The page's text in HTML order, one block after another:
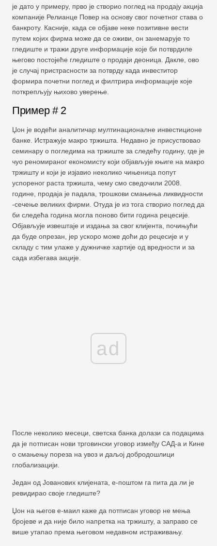
је дато у примеру, прво је створио поглед на продају акција
компаније Релианце Повер на основу свог почетног става о
банкроту. Касније, када се објаве неке позитивне вести
путем којих фирма може да се оживи, он занемарује то
гледиште и тражи друге информације које би потврдиле
његово постојеће гледиште о продаји деоница. Дакле, ово
је случај пристрасности за потврду када инвеститор
формира почетни поглед и филтрира информације које
поткрепљују њихово уверење.
Пример # 2
Џон је водећи аналитичар мултинационалне инвестиционе
банке. Истражује макро тржишта. Недавно је присуствовао
семинару о погледима на тржиште за следећу годину, где је
чуо реномираног економисту који објављује књиге на макро
тржишту и који је изјавио неколико чињеница попут
успореног раста тржишта, чему смо сведочили 2008.
године, продаја је падала, трошкови смањења ликвидности
-сечење великих фирми. Отуда је из тога створио поглед да
би следећа година могла поново бити година рецесије.
Објављује извештаје и издања за свог клијента, почињући
да буде опрезан, јер ускоро може доћи до рецесије и у
складу с тим улаже у дужничке хартије од вредности и за
сада избегава акције.
ad
После неколико месеци, светска банка долази са подацима
да је потписан нови трговински уговор између САД-а и Кине
о смањењу пореза на увоз и даљој добродошлици
глобализацији.
Један од Јованових клијената, е-поштом га пита да ли је
ревидирао своје гледиште?
Џон на његов е-маил каже да потписан уговор не мења
бројеве и да није било напретка на тржишту, а заправо се
више утапао према његовом недавном истраживању.